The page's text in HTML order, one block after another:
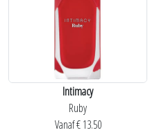
Intimacy
Ruby
Vanaf € 13.50